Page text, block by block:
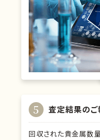
5 査定結果の
回収された貴金属数